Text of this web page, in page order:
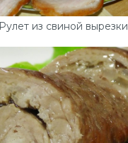
Рулет из свиной вырезки